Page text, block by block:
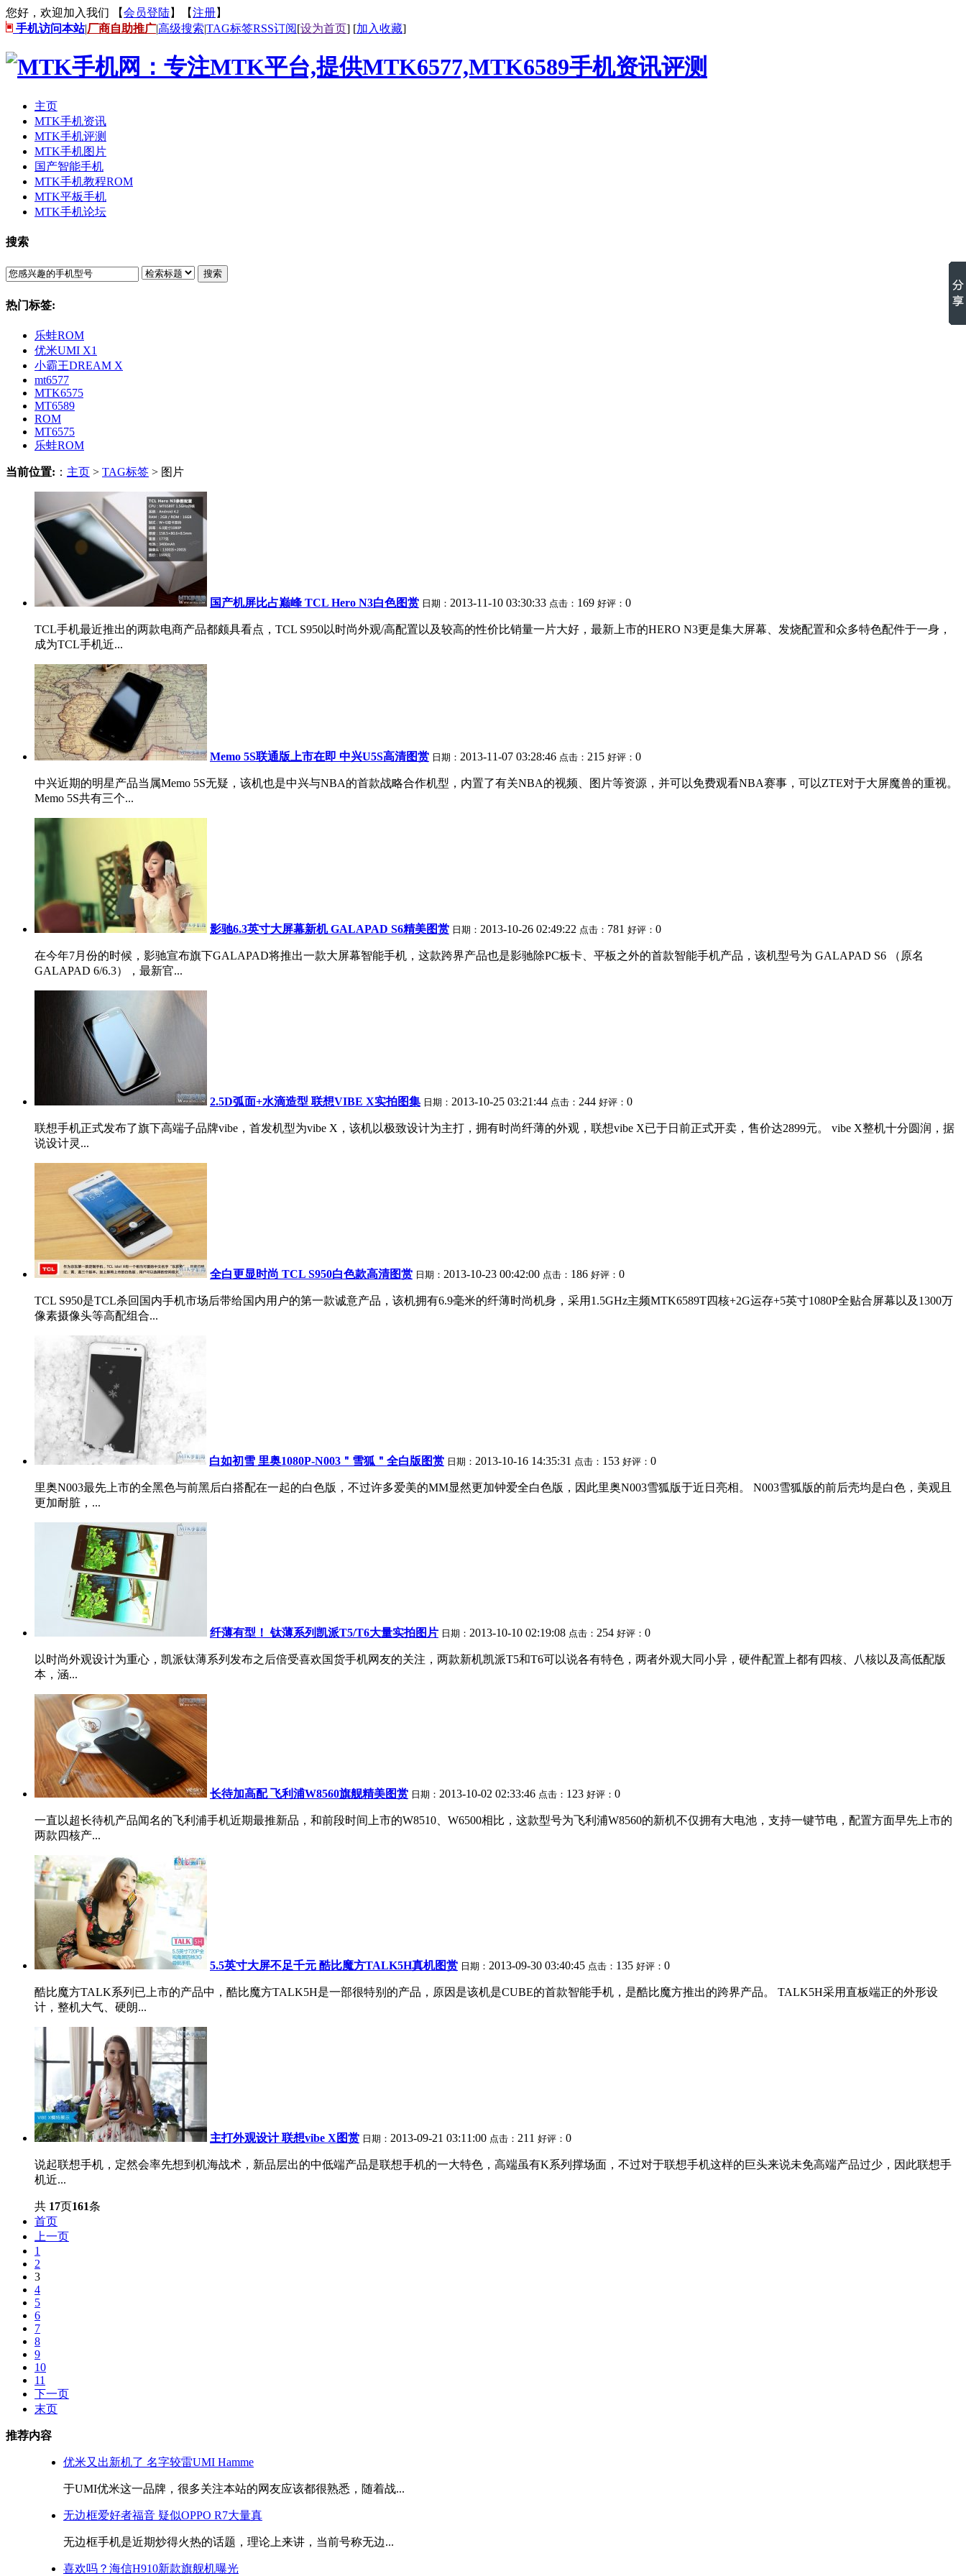
您好，欢迎加入我们 【会员登陆】【注册】
手机访问本站|厂商自助推广|高级搜索|TAG标签RSS订阅[设为首页] [加入收藏]
主页
MTK手机资讯
MTK手机评测
MTK手机图片
国产智能手机
MTK手机教程ROM
MTK平板手机
MTK手机论坛
搜索
搜索
热门标签:
乐蛙ROM
优米UMI X1
小霸王DREAM X
mt6577
MTK6575
MT6589
ROM
MT6575
乐蛙ROM
当前位置: ： 主页 > TAG标签 > 图片
国产机屏比占巅峰 TCL Hero N3白色图赏 日期： 2013-11-10 03:30:33 点击： 169 好评： 0
TCL手机最近推出的两款电商产品都颇具看点，TCL S950以时尚外观/高配置以及较高的性价比销量一片大好，最新上市的HERO N3更是集大屏幕、发烧配置和众多特色配件于一身，
成为TCL手机近...
Memo 5S联通版上市在即 中兴U5S高清图赏 日期： 2013-11-07 03:28:46 点击： 215 好评： 0
中兴近期的明星产品当属Memo 5S无疑，该机也是中兴与NBA的首款战略合作机型，内置了有关NBA的视频、图片等资源，并可以免费观看NBA赛事，可以ZTE对于大屏魔兽的重视。
Memo 5S共有三个...
影驰6.3英寸大屏幕新机 GALAPAD S6精美图赏 日期： 2013-10-26 02:49:22 点击： 781 好评： 0
在今年7月份的时候，影驰宣布旗下GALAPAD将推出一款大屏幕智能手机，这款跨界产品也是影驰除PC板卡、平板之外的首款智能手机产品，该机型号为 GALAPAD S6 （原名
GALAPAD 6/6.3），最新官...
2.5D弧面+水滴造型 联想VIBE X实拍图集 日期： 2013-10-25 03:21:44 点击： 244 好评： 0
联想手机正式发布了旗下高端子品牌vibe，首发机型为vibe X，该机以极致设计为主打，拥有时尚纤薄的外观，联想vibe X已于日前正式开卖，售价达2899元。 vibe X整机十分圆润，据
说设计灵...
全白更显时尚 TCL S950白色款高清图赏 日期： 2013-10-23 00:42:00 点击： 186 好评： 0
TCL S950是TCL杀回国内手机市场后带给国内用户的第一款诚意产品，该机拥有6.9毫米的纤薄时尚机身，采用1.5GHz主频MTK6589T四核+2G运存+5英寸1080P全贴合屏幕以及1300万
像素摄像头等高配组合...
白如初雪 里奥1080P-N003＂雪狐＂全白版图赏 日期： 2013-10-16 14:35:31 点击： 153 好评： 0
里奥N003最先上市的全黑色与前黑后白搭配在一起的白色版，不过许多爱美的MM显然更加钟爱全白色版，因此里奥N003雪狐版于近日亮相。 N003雪狐版的前后壳均是白色，美观且
更加耐脏，...
纤薄有型！ 钛薄系列凯派T5/T6大量实拍图片 日期： 2013-10-10 02:19:08 点击： 254 好评： 0
以时尚外观设计为重心，凯派钛薄系列发布之后倍受喜欢国货手机网友的关注，两款新机凯派T5和T6可以说各有特色，两者外观大同小异，硬件配置上都有四核、八核以及高低配版
本，涵...
长待加高配 飞利浦W8560旗舰精美图赏 日期： 2013-10-02 02:33:46 点击： 123 好评： 0
一直以超长待机产品闻名的飞利浦手机近期最推新品，和前段时间上市的W8510、W6500相比，这款型号为飞利浦W8560的新机不仅拥有大电池，支持一键节电，配置方面早先上市的
两款四核产...
5.5英寸大屏不足千元 酷比魔方TALK5H真机图赏 日期： 2013-09-30 03:40:45 点击： 135 好评： 0
酷比魔方TALK系列已上市的产品中，酷比魔方TALK5H是一部很特别的产品，原因是该机是CUBE的首款智能手机，是酷比魔方推出的跨界产品。 TALK5H采用直板端正的外形设
计，整机大气、硬朗...
主打外观设计 联想vibe X图赏 日期： 2013-09-21 03:11:00 点击： 211 好评： 0
说起联想手机，定然会率先想到机海战术，新品层出的中低端产品是联想手机的一大特色，高端虽有K系列撑场面，不过对于联想手机这样的巨头来说未免高端产品过少，因此联想手
机近...
共 17页161条
首页
上一页
1
2
3
4
5
6
7
8
9
10
11
下一页
末页
推荐内容
优米又出新机了 名字较雷UMI Hamme
于UMI优米这一品牌，很多关注本站的网友应该都很熟悉，随着战...
无边框爱好者福音 疑似OPPO R7大量真
无边框手机是近期炒得火热的话题，理论上来讲，当前号称无边...
喜欢吗？海信H910新款旗舰机曝光